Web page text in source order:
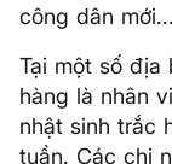
công dân mới...
Tại một số địa
hàng là nhân
nhật sinh trắc
tuần. Các chi